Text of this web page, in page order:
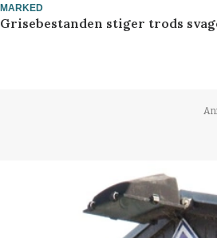
MARKED
Grisebestanden stiger trods